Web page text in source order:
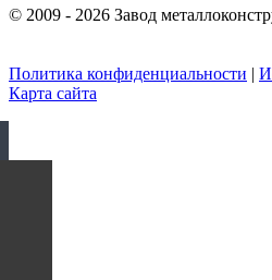
© 2009 - 2026 Завод
Политика конфиденциальности |
Карта сайта